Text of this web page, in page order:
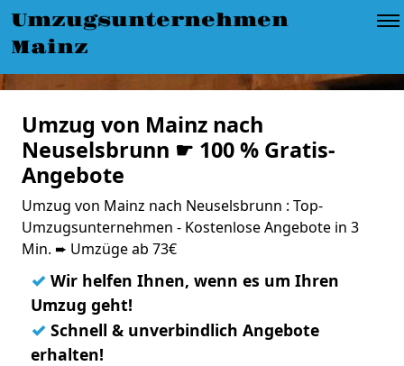
Umzugsunternehmen
Mainz
Umzug von Mainz nach
Neuselsbrunn ☛ 100 % Gratis-
Angebote
Umzug von Mainz nach Neuselsbrunn : Top-
Umzugsunternehmen - Kostenlose Angebote in 3
Min. ➨ Umzüge ab 73€
✓ Wir helfen Ihnen, wenn es um Ihren
Umzug geht!
✓ Schnell & unverbindlich Angebote
erhalten!